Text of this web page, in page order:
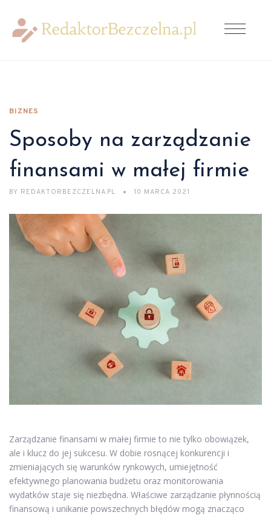
BIZNES
Sposoby na zarządzanie
finansami w małej firmie
BY REDAKTORBEZCZELNA.PL 10 MARCA 2021
Zarządzanie finansami w małej firmie to nie tylko obowiązek,
ale i klucz do jej sukcesu. W dobie rosnącej konkurencji i
zmieniających się warunków rynkowych, umiejętność
efektywnego planowania budżetu oraz monitorowania
wydatków staje się niezbędna. Właściwe zarządzanie płynnością
finansową i unikanie powszechnych błędów mogą znacząco